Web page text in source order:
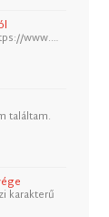
www.…
találtam.
karakterű